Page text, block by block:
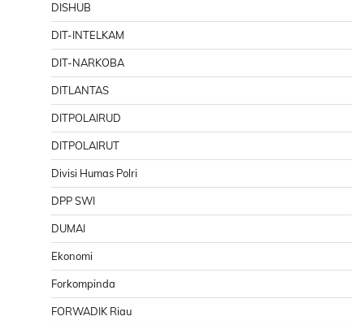
DISHUB
DIT-INTELKAM
DIT-NARKOBA
DITLANTAS
DITPOLAIRUD
DITPOLAIRUT
Divisi Humas Polri
DPP SWI
DUMAI
Ekonomi
Forkompinda
FORWADIK Riau